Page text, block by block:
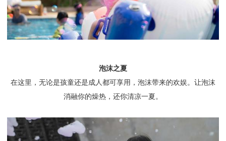
泡沫之夏
在这里，无论是孩童还是成人都可享用，泡沫带来的欢娱。让泡沫
消融你的燥热，还你清凉一夏。